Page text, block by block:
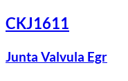
CKJ1611
Junta Valvula Egr